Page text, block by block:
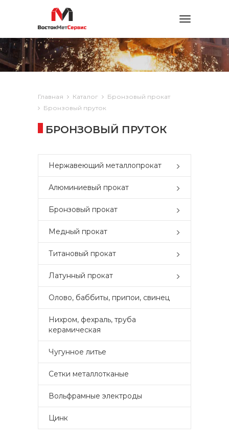
Toggle
Главная Каталог
Бронзовый прокат
Бронзовый пруток
БРОНЗОВЫЙ ПРУТОК
Нержавеющий металлопрокат
Алюминиевый прокат
Бронзовый прокат
Медный прокат
Титановый прокат
Латунный прокат
Олово, баббиты, припои, свинец
Нихром, фехраль, труба
керамическая
Чугунное литье
Сетки металлотканые
Вольфрамные электроды
Цинк